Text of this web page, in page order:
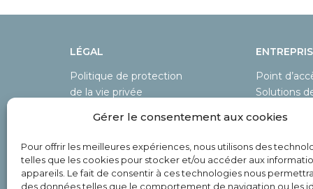
Gérer le consentement aux cookies
Pour offrir les meilleures expériences, nous utilisons des
telles que les cookies pour stocker et/ou accéder aux
appareils. Le fait de consentir à ces technologies nous
des données telles que le comportement de navigation ou les
LÉGAL
Politique de protection
de la vie privée
d’utilisation
Obligations des
marchands pour les sites
web
Point
Solutions
Paiement
Open
Tarifs
Intégration